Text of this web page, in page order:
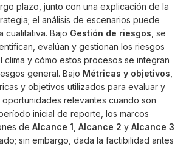
plazo, junto con una explicación de la
el análisis de escenarios puede
cualitativa. Bajo Gestión de riesgos , se
evalúan y gestionan los riesgos
clima y cómo estos procesos se integran
general. Bajo Métricas y objetivos
y objetivos utilizados para evaluar y
relevantes cuando son
inicial de reporte, los marcos
de Alcance 1, Alcance 2 y Alcance 3
sin embargo, dada la factibilidad antes